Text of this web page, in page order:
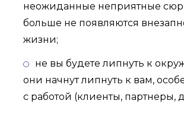
неожиданные неприятные
больше не появляются
жизни;
не вы будете липнуть к
они начнут липнуть к вам,
с работой (клиенты, партнеры,